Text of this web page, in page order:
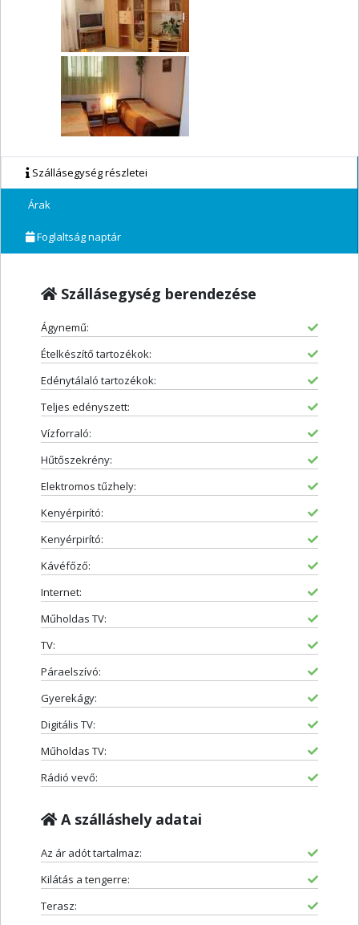
Szállásegység részletei
Árak
Foglaltság naptár
Szállásegység berendezése
Ágynemű:
Ételkészítő tartozékok:
Edénytálaló tartozékok:
Teljes edényszett:
Vízforraló:
Hűtőszekrény:
Elektromos tűzhely:
Kenyérpirító:
Kenyérpirító:
Kávéfőző:
Internet:
Műholdas TV:
TV:
Páraelszívó:
Gyerekágy:
Digitális TV:
Műholdas TV:
Rádió vevő:
A szálláshely adatai
Az ár adót tartalmaz:
Kilátás a tengerre:
Terasz: